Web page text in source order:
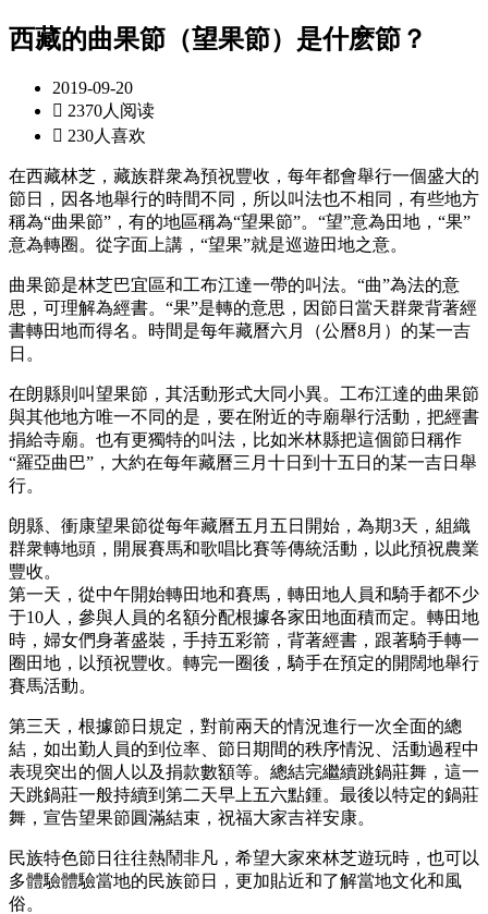
西藏的曲果節（望果節）是什麽節？ ​
2019-09-20
 2370人阅读
 230人喜欢
在西藏林芝，藏族群衆為預祝豐收，每年都會舉行一個盛大的
節日，因各地舉行的時間不同，所以叫法也不相同，有些地方
稱為“曲果節”，有的地區稱為“望果節”。“望”意為田地，“果”
意為轉圈。從字面上講，“望果”就是巡遊田地之意。
曲果節是林芝巴宜區和工布江達一帶的叫法。“曲”為法的意
思，可理解為經書。“果”是轉的意思，因節日當天群衆背著經
書轉田地而得名。時間是每年藏曆六月（公曆8月）的某一吉
日。
在朗縣則叫望果節，其活動形式大同小異。工布江達的曲果節
與其他地方唯一不同的是，要在附近的寺廟舉行活動，把經書
捐給寺廟。也有更獨特的叫法，比如米林縣把這個節日稱作
“羅亞曲巴”，大約在每年藏曆三月十日到十五日的某一吉日舉
行。
朗縣、衝康望果節從每年藏曆五月五日開始，為期3天，組織
群衆轉地頭，開展賽馬和歌唱比賽等傳統活動，以此預祝農業
豐收。
第一天，從中午開始轉田地和賽馬，轉田地人員和騎手都不少
于10人，參與人員的名額分配根據各家田地面積而定。轉田地
時，婦女們身著盛裝，手持五彩箭，背著經書，跟著騎手轉一
圈田地，以預祝豐收。轉完一圈後，騎手在預定的開闊地舉行
賽馬活動。
第三天，根據節日規定，對前兩天的情況進行一次全面的總
結，如出勤人員的到位率、節日期間的秩序情況、活動過程中
表現突出的個人以及捐款數額等。總結完繼續跳鍋莊舞，這一
天跳鍋莊一般持續到第二天早上五六點鍾。最後以特定的鍋莊
舞，宣告望果節圓滿結束，祝福大家吉祥安康。
民族特色節日往往熱鬧非凡，希望大家來林芝遊玩時，也可以
多體驗體驗當地的民族節日，更加貼近和了解當地文化和風
俗。